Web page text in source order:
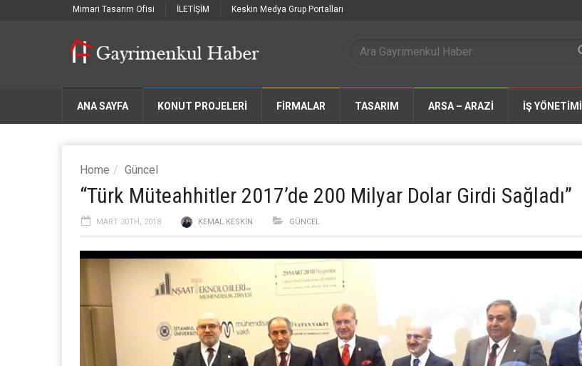
Mimari Tasarım Ofisi İLETİŞİM Keskin Medya Grup Portalları
ANA SAYFA KONUT PROJELERİ FIRMALAR TASARIM ARSA – ARAZİ İŞ YÖNETİMİ
Home Güncel
“Türk Müteahhitler 2017’de 200 Milyar Dolar Girdi Sağladı”
MART 30TH, 2018 KEMAL KESKIN GÜNCEL